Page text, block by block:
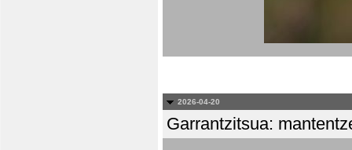
2026-04-20
Garrantzitsua: